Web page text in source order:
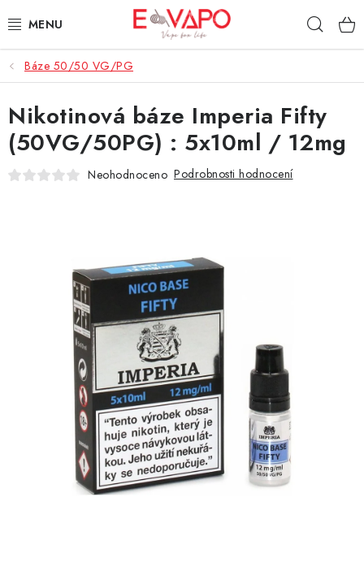
na
3D TISK
TIPY ZA DOBROU CENU
AROMATA A PŘÍCHUTĚ
E-CIGARETY
NIKOTINOVÉ SÁČKY
DÁRKOVÉ VOUCHERY
ATOMIZÉRY A CARTRIDGE
BATERIE A NABÍJEČKY
Báze 50/50 VG/PG
Nikotinová báze Imperia Fifty
(50VG/50PG) : 5x10ml / 12mg
Neohodnoceno Podrobnosti hodnocení